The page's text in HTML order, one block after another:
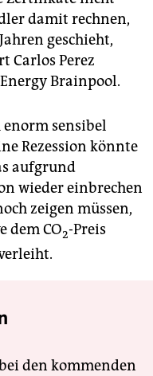
damit rechnen,
geschieht,
Carlos Perez
Brainpool.
sensibel
Rezession könnte
aufgrund
wieder einbrechen
zeigen müssen,
dem CO2-Preis
den kommenden